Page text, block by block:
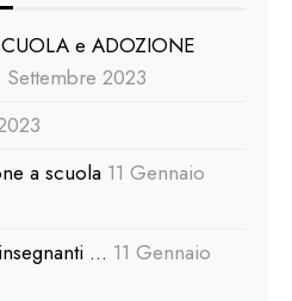
e ADOZIONE
Settembre 2023
a scuola 11 Gennaio
… 11 Gennaio